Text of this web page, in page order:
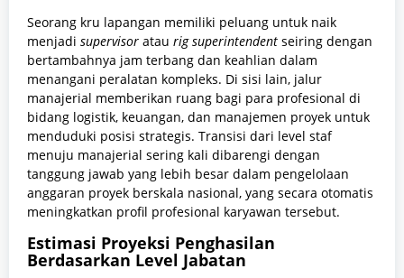
Seorang kru lapangan memiliki peluang untuk naik
menjadi supervisor atau rig superintendent seiring dengan
bertambahnya jam terbang dan keahlian dalam
menangani peralatan kompleks. Di sisi lain, jalur
manajerial memberikan ruang bagi para profesional di
bidang logistik, keuangan, dan manajemen proyek untuk
menduduki posisi strategis. Transisi dari level staf
menuju manajerial sering kali dibarengi dengan
tanggung jawab yang lebih besar dalam pengelolaan
anggaran proyek berskala nasional, yang secara otomatis
meningkatkan profil profesional karyawan tersebut.
Estimasi Proyeksi Penghasilan
Berdasarkan Level Jabatan